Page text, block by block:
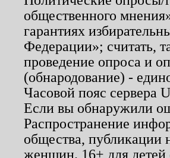
общественного
гарантиях
Федерации»; считать,
проведение опроса и
(обнародование) -
Часовой пояс сервера
Если вы обнаружили
Распространение
общества, публикации
женщин. 16+ для детей